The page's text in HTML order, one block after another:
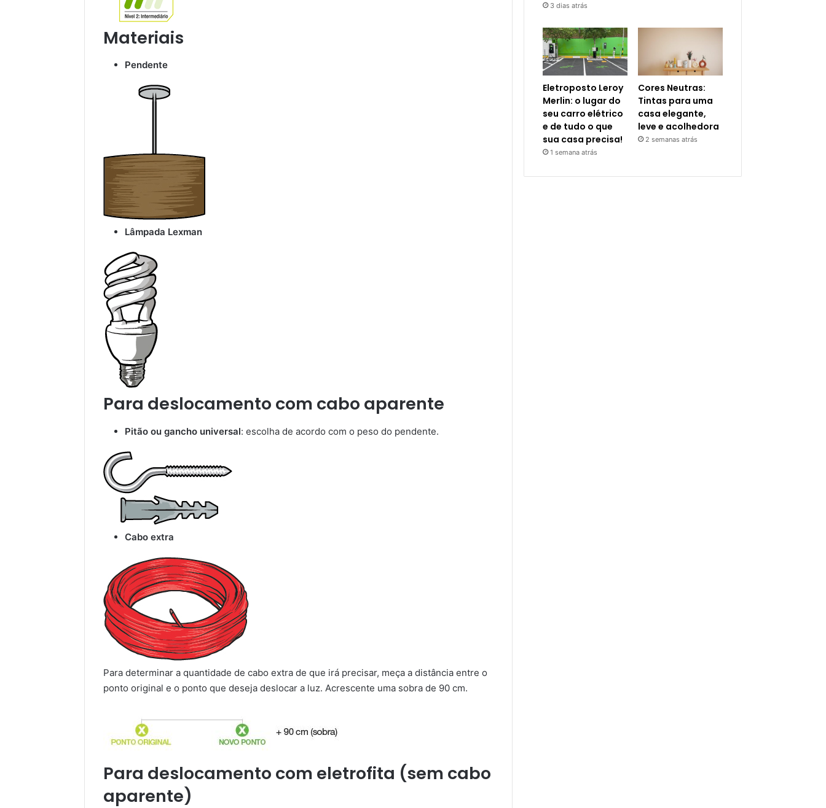
Materiais
Pendente
Lâmpada Lexman
Para deslocamento com cabo aparente
Pitão ou gancho universal: escolha de acordo com o peso do pendente.
Cabo extra
Para determinar a quantidade de cabo extra de que irá precisar, meça a distância entre o
ponto original e o ponto que deseja deslocar a luz. Acrescente uma sobra de 90 cm.
Para deslocamento com eletrofita (sem cabo
aparente)
3 dias atrás
Eletroposto Leroy
Merlin: o lugar do
seu carro elétrico
e de tudo o que
sua casa precisa!
1 semana atrás
Cores Neutras:
Tintas para uma
casa elegante,
leve e acolhedora
2 semanas atrás